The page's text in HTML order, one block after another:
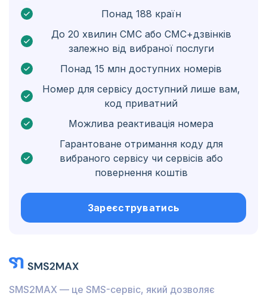
Болгарія
Угорщина
Болівія
Ґватемала
Куба
Барбадос
Бурунді
Понад 188 країн
До 20 хвилин СМС або СМС+дзвінків
залежно від вибраної послуги
Понад 15 млн доступних номерів
Номер для сервісу доступний лише вам,
код приватний
Можлива реактивація номера
Гарантоване отримання коду для
вибраного сервісу чи сервісів або
повернення коштів
Зареєструватись
SMS2MAX — це SMS-сервіс, який дозволяє